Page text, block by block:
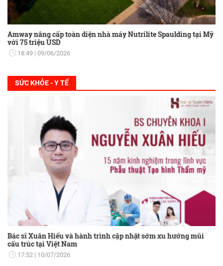
Amway nâng cấp toàn diện nhà máy Nutrilite Spaulding tại Mỹ
với 75 triệu USD
18:49 09/06/2026
SỨC KHỎE - Y TẾ
Bác sĩ Xuân Hiếu và hành trình cập nhật sớm xu hướng mũi
cấu trúc tại Việt Nam
17:52 10/07/2026